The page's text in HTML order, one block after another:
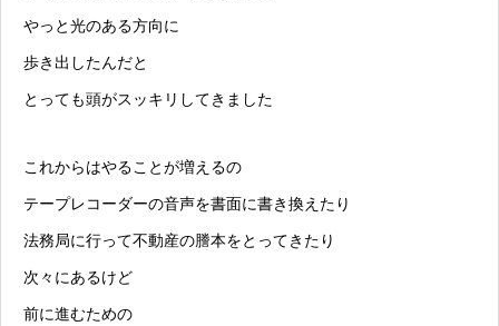
やっと光のある方向に
歩き出したんだと
とっても頭がスッキリしてきました
これからはやることが増えるの
テープレコーダーの音声を書面に書き換えたり
法務局に行って不動産の謄本をとってきたり
次々にあるけど
前に進むための